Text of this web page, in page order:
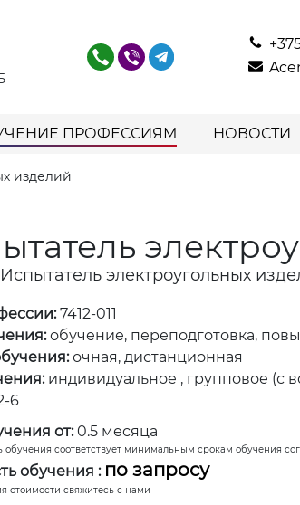
ПРОФЕССИЯМ НОВОСТИ
изделий
электроугольных
7412-011
обучение, переподготовка,
очная, дистанционная
индивидуальное , групповое (с
6
от: 0.5 месяца
обучения соответствует минимальным срокам обучения
обучения : по запросу
стоимости свяжитесь с нами